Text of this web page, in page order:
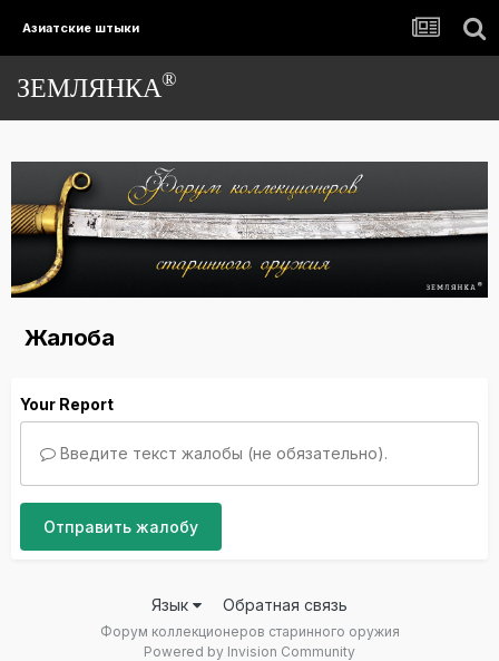
Азиатские штыки
ЗЕМЛЯНКА®
Жалоба
Your Report
Введите текст жалобы (не обязательно).
Отправить жалобу
Язык Обратная связь
Форум коллекционеров старинного оружия
Powered by Invision Community